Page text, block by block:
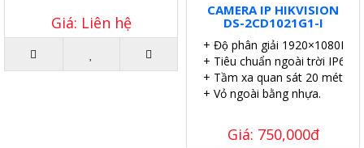
Giá: Liên hệ
CAMERA IP HIKVISION
DS-2CD1021G1-I
+ Độ phân giải 1920×1080P.
+ Tiêu chuẩn ngoài trời IP67.
+ Tầm xa quan sát 20 mét.
+ Vỏ ngoài bằng nhựa.
Giá: 750,000đ